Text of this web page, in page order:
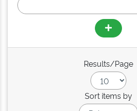
Results/Page
Sort items by